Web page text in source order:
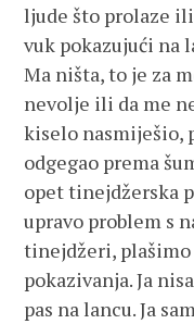
ljude što prolaze ili
vuk pokazujući na
Ma ništa, to je za
nevolje ili da me
kiselo nasmiješio,
odgegao prema
opet tinejdžerska
upravo problem s
tinejdžeri,
pokazivanja. Ja
pas na lancu. Ja